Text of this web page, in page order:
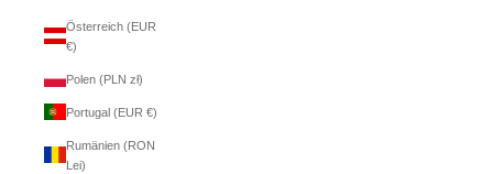
Österreich (EUR
€)
Polen (PLN zł)
Portugal (EUR €)
Rumänien (RON
Lei)